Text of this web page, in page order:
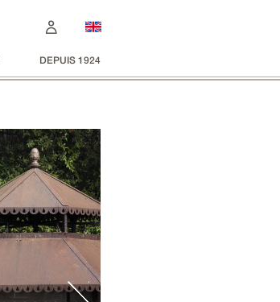
DEPUIS 1924